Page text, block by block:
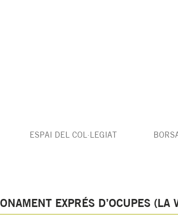
ESPAI DEL COL·LEGIAT
EXPRÉS D’OCUPES (LA